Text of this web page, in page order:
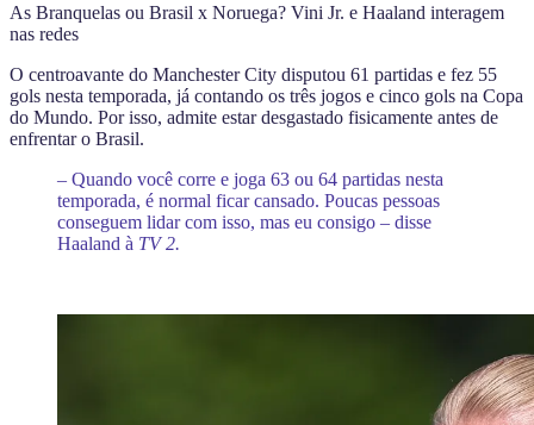
As Branquelas ou Brasil x Noruega? Vini Jr. e Haaland interagem
nas redes
O centroavante do Manchester City disputou 61 partidas e fez 55
gols nesta temporada, já contando os três jogos e cinco gols na Copa
do Mundo. Por isso, admite estar desgastado fisicamente antes de
enfrentar o Brasil.
– Quando você corre e joga 63 ou 64 partidas nesta
temporada, é normal ficar cansado. Poucas pessoas
conseguem lidar com isso, mas eu consigo – disse
Haaland à TV 2.